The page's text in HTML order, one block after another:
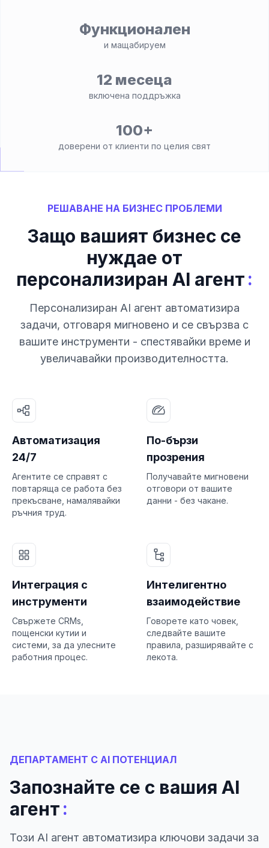
Функционален
и мащабируем
12 месеца
включена поддръжка
100+
доверени от клиенти по целия свят
РЕШАВАНЕ НА БИЗНЕС ПРОБЛЕМИ
Защо вашият бизнес се
нуждае от
персонализиран AI агент:
Персонализиран AI агент автоматизира
задачи, отговаря мигновено и се свързва с
вашите инструменти - спестявайки време и
увеличавайки производителността.
Автоматизация
24/7
Агентите се справят с
повтаряща се работа без
прекъсване, намалявайки
ръчния труд.
По-бързи
прозрения
Получавайте мигновени
отговори от вашите
данни - без чакане.
Интеграция с
инструменти
Свържете CRMs,
пощенски кутии и
системи, за да улесните
работния процес.
Интелигентно
взаимодействие
Говорете като човек,
следвайте вашите
правила, разширявайте с
лекота.
ДЕПАРТАМЕНТ С AI ПОТЕНЦИАЛ
Запознайте се с вашия AI
агент:
Този AI агент автоматизира ключови задачи за